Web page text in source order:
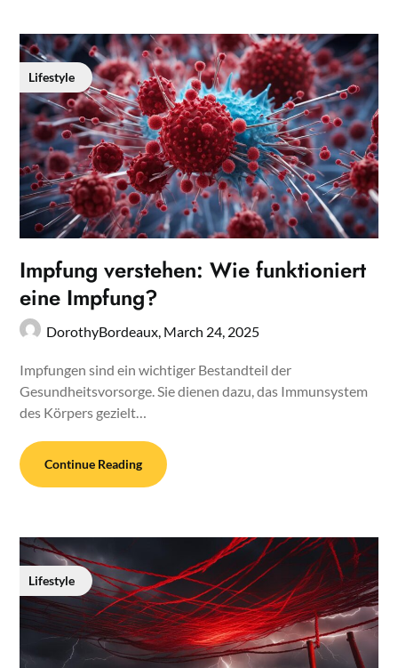
Lifestyle
Impfung verstehen: Wie funktioniert
eine Impfung?
DorothyBordeaux, March 24, 2025
Impfungen sind ein wichtiger Bestandteil der
Gesundheitsvorsorge. Sie dienen dazu, das Immunsystem
des Körpers gezielt…
Continue Reading
Lifestyle